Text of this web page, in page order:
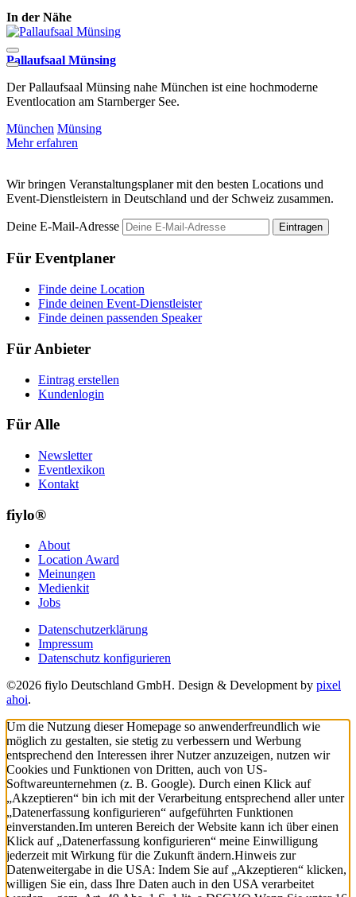
In der Nähe
Pallaufsaal Münsing
Der Pallaufsaal Münsing nahe München ist eine hochmoderne
Eventlocation am Starnberger See.
München Münsing
Mehr erfahren
Wir bringen Veranstaltungsplaner mit den besten Locations und
Event-Dienstleistern in Deutschland und der Schweiz zusammen.
Deine E-Mail-Adresse Eintragen
Für Eventplaner
Finde deine Location
Finde deinen Event-Dienstleister
Finde deinen passenden Speaker
Für Anbieter
Eintrag erstellen
Kundenlogin
Für Alle
Newsletter
Eventlexikon
Kontakt
fiylo®
About
Location Award
Meinungen
Medienkit
Jobs
Datenschutzerklärung
Impressum
Datenschutz konfigurieren
©2026 fiylo Deutschland GmbH. Design & Development by pixel
ahoi.
Um die Nutzung dieser Homepage so anwenderfreundlich wie
möglich zu gestalten, sie stetig zu verbessern und Werbung
entsprechend den Interessen ihrer Nutzer anzuzeigen, nutzen wir
Cookies und Funktionen von Dritten, auch von US-
Softwareunternehmen (z. B. Google). Durch einen Klick auf
„Akzeptieren“ bin ich mit der Verarbeitung entsprechend aller unter
„Datenerfassung konfigurieren“ aufgeführten Funktionen
einverstanden.Im unteren Bereich der Website kann ich über einen
Klick auf „Datenerfassung konfigurieren“ meine Einwilligung
jederzeit mit Wirkung für die Zukunft ändern.Hinweis zur
Datenweitergabe in die USA: Indem Sie auf „Akzeptieren“ klicken,
willigen Sie ein, dass Ihre Daten auch in den USA verarbeitet